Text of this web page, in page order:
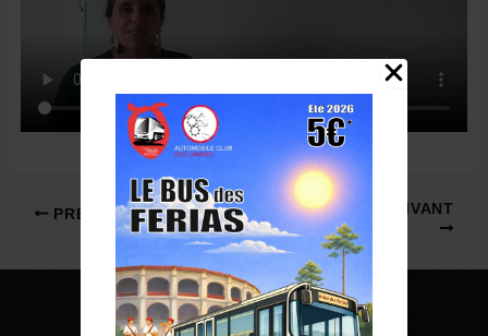
Navigation
articles
PRÉCÉDENT SUIVANT